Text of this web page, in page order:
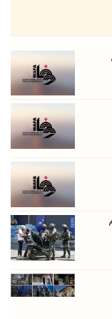
...
...
...